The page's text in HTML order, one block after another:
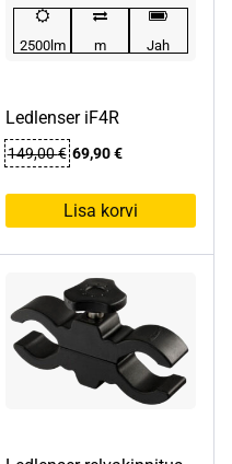
2500lm m Jah
Ledlenser iF4R
149,00€ Algne
oli:
149,00 €.
69,90€Praegune
on:
69,90 €.
Lisa korvi